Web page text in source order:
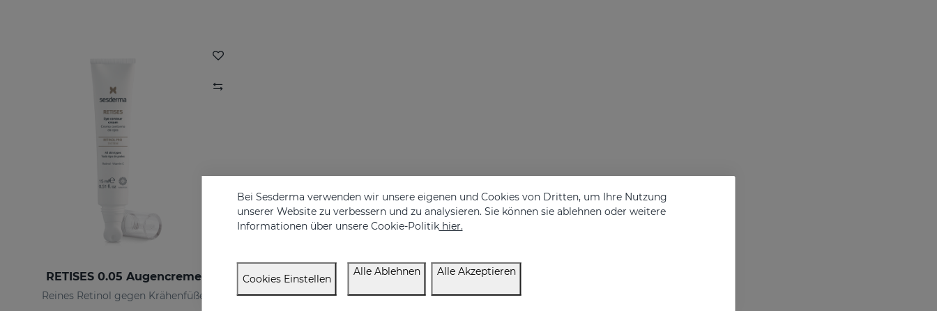
RETISES 0.05 Augencreme
Reines Retinol gegen Krähenfüße
Bei Sesderma verwenden wir unsere eigenen und Cookies von Dritten, um Ihre Nutzung
unserer Website zu verbessern und zu analysieren. Sie können sie ablehnen oder weitere
Informationen über unsere Cookie-Politikhier.
Cookies Einstellen
Alle Ablehnen Alle Akzeptieren